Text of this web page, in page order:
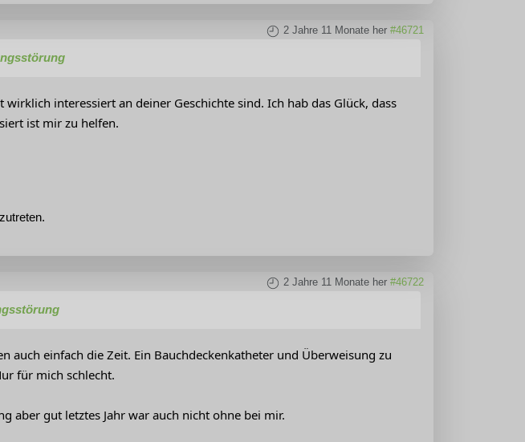
2 Jahre 11 Monate her #46721
interessiert an deiner Geschichte sind. Ich hab das Glück, dass
ist mir zu helfen.
2 Jahre 11 Monate her #46722
auch einfach die Zeit. Ein Bauchdeckenkatheter und Überweisung zu
für mich schlecht.
aber gut letztes Jahr war auch nicht ohne bei mir.